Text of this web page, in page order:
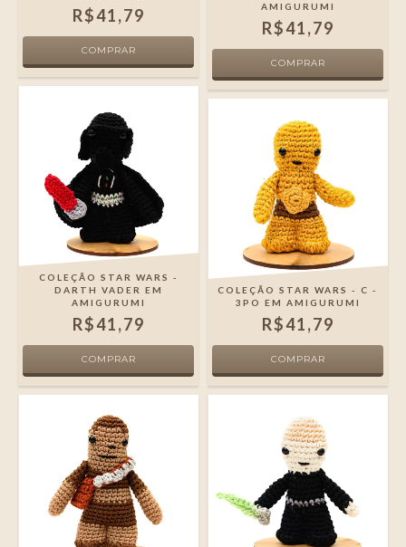
R$41,79
AMIGURUMI
R$41,79
COLEÇÃO STAR WARS -
DARTH VADER EM
AMIGURUMI
R$41,79
COLEÇÃO STAR WARS - C -
3PO EM AMIGURUMI
R$41,79